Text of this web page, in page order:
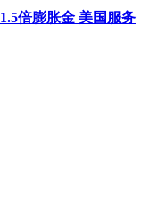
倍膨胀金 美国服务